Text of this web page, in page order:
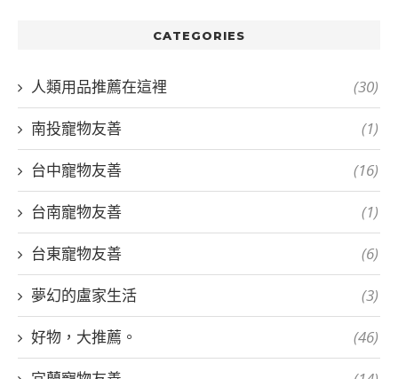
CATEGORIES
人類用品推薦在這裡 (30)
南投寵物友善 (1)
台中寵物友善 (16)
台南寵物友善 (1)
台東寵物友善 (6)
夢幻的盧家生活 (3)
好物，大推薦。 (46)